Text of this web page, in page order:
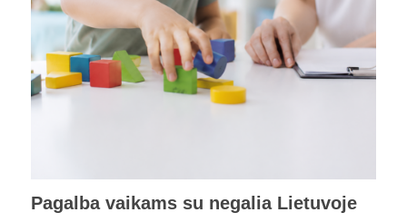
Pagalba vaikams su negalia Lietuvoje